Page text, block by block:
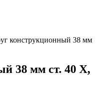
конструкционный 38 мм
38 мм ст. 40 Х,